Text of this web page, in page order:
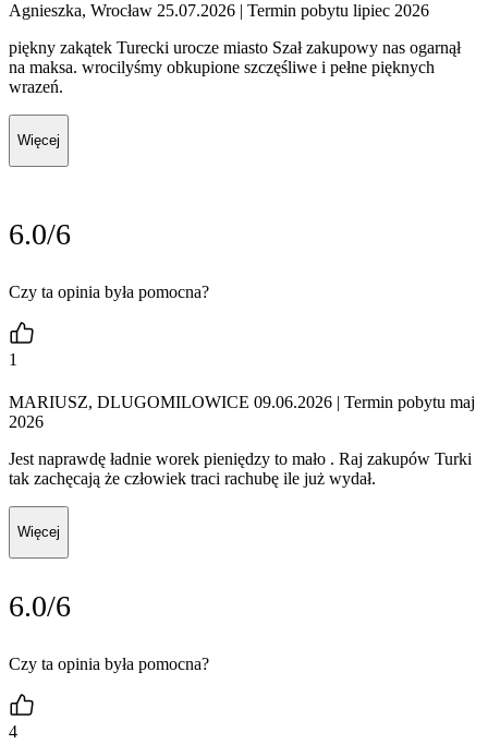
Agnieszka, Wrocław 25.07.2026 | Termin pobytu lipiec 2026
piękny zakątek Turecki urocze miasto Szał zakupowy nas ogarnął
na maksa. wrocilyśmy obkupione szczęśliwe i pełne pięknych
wrazeń.
Więcej
6.0/6
Czy ta opinia była pomocna?
1
MARIUSZ, DLUGOMILOWICE 09.06.2026 | Termin pobytu maj
2026
Jest naprawdę ładnie worek pieniędzy to mało . Raj zakupów Turki
tak zachęcają że człowiek traci rachubę ile już wydał.
Więcej
6.0/6
Czy ta opinia była pomocna?
4